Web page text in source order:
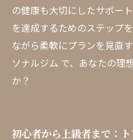
の健康も大切にしたサポー
を達成するためのステップ
ながら柔軟にプランを見直
ソナルジム で、あなたの理
か？
初心者から上級者まで：